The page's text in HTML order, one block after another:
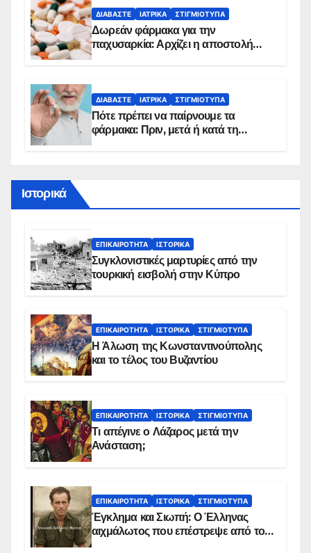
ΔΙΑΒΆΣΤΕ ΙΑΤΡΙΚΆ ΣΤΙΓΜΙΌΤΥΠΑ
Δωρεάν φάρμακα για την
παχυσαρκία: Αρχίζει η αποστολή
ΔΙΑΒΆΣΤΕ ΙΑΤΡΙΚΆ ΣΤΙΓΜΙΌΤΥΠΑ
Πότε πρέπει να παίρνουμε τα
φάρμακα: Πριν, μετά ή κατά τη
Ιστορικά
ΕΠΙΚΑΙΡΌΤΗΤΑ ΙΣΤΟΡΙΚΆ
Συγκλονιστικές μαρτυρίες από την
τουρκική εισβολή στην Κύπρο
ΕΠΙΚΑΙΡΌΤΗΤΑ ΙΣΤΟΡΙΚΆ ΣΤΙΓΜΙΌΤΥΠΑ
Η Άλωση της Κωνσταντινούπολης
και το τέλος του Βυζαντίου
ΕΠΙΚΑΙΡΌΤΗΤΑ ΙΣΤΟΡΙΚΆ ΣΤΙΓΜΙΌΤΥΠΑ
Τι απέγινε ο Λάζαρος μετά την
Ανάσταση;
ΕΠΙΚΑΙΡΌΤΗΤΑ ΙΣΤΟΡΙΚΆ ΣΤΙΓΜΙΌΤΥΠΑ
Έγκλημα και Σιωπή: Ο Έλληνας
αιχμάλωτος που επέστρεψε από το